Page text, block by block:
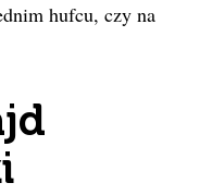
hufcu, czy na